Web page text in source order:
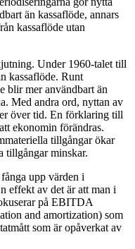
än kassaflöde, annars
kassaflöde utan
Under 1960-talet till
kassaflöde. Runt
blir mer användbart än
Med andra ord, nyttan av
över tid. En förklaring till
ekonomin förändras.
tillgångar ökar
tillgångar minskar.
upp värden i
effekt av det är att man i
på EBITDA
and amortization) som
som är opåverkat av